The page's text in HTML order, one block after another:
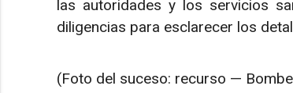
las autoridades y los servicios
diligencias para esclarecer los
(Foto del suceso: recurso —